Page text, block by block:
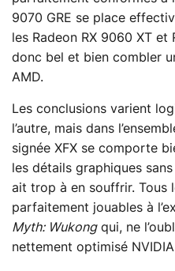
9070 GRE se place
les Radeon RX 9060 XT et
donc bel et bien combler
AMD.
Les conclusions varient
l’autre, mais dans
signée XFX se comporte
les détails graphiques
ait trop à en souffrir. Tous
parfaitement jouables à
Myth: Wukongqui, ne
nettement optimisé